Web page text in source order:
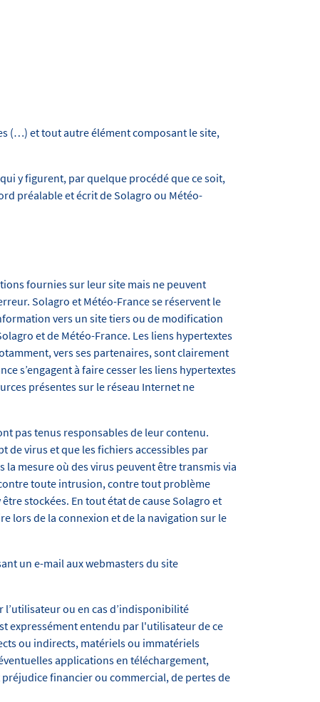
(…) et tout autre élément composant le site,
y figurent, par quelque procédé que ce soit,
préalable et écrit de Solagro ou Météo-
fournies sur leur site mais ne peuvent
Solagro et Météo-France se réservent le
vers un site tiers ou de modification
et de Météo-France. Les liens hypertextes
vers ses partenaires, sont clairement
s’engagent à faire cesser les liens hypertextes
présentes sur le réseau Internet ne
pas tenus responsables de leur contenu.
de virus et que les fichiers accessibles par
mesure où des virus peuvent être transmis via
toute intrusion, contre tout problème
stockées. En tout état de cause Solagro et
lors de la connexion et de la navigation sur le
un e-mail aux webmasters du site
l’utilisateur ou en cas d’indisponibilité
expressément entendu par l'utilisateur de ce
ou indirects, matériels ou immatériels
applications en téléchargement,
financier ou commercial, de pertes de